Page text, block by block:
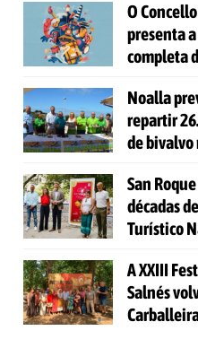
O
presenta
completa
Noalla
repartir
de bivalvo
San
décadas
Turístico
A XXIII
Salnés